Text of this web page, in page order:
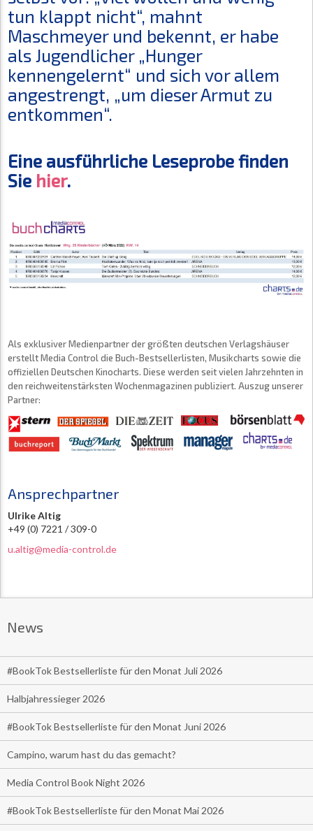
tun klappt nicht“, mahnt
Maschmeyer und bekennt, er habe
als Jugendlicher „Hunger
kennengelernt“ und sich vor allem
angestrengt, „um dieser Armut zu
entkommen“.
Eine ausführliche Leseprobe finden
Sie hier.
Als exklusiver Medienpartner der größten deutschen Verlagshäuser
erstellt Media Control die Buch-Bestsellerlisten, Musikcharts sowie die
offiziellen Deutschen Kinocharts. Diese werden seit vielen Jahrzehnten in
den reichweitenstärksten Wochenmagazinen publiziert. Auszug unserer
Partner:
Ansprechpartner
Ulrike Altig
+49 (0) 7221 / 309-0
u.altig@media-control.de
News
#BookTok Bestsellerliste für den Monat Juli 2026
Halbjahressieger 2026
#BookTok Bestsellerliste für den Monat Juni 2026
Campino, warum hast du das gemacht?
Media Control Book Night 2026
#BookTok Bestsellerliste für den Monat Mai 2026